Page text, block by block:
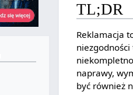
TL;DR
Reklamacja
naprawy,
być również